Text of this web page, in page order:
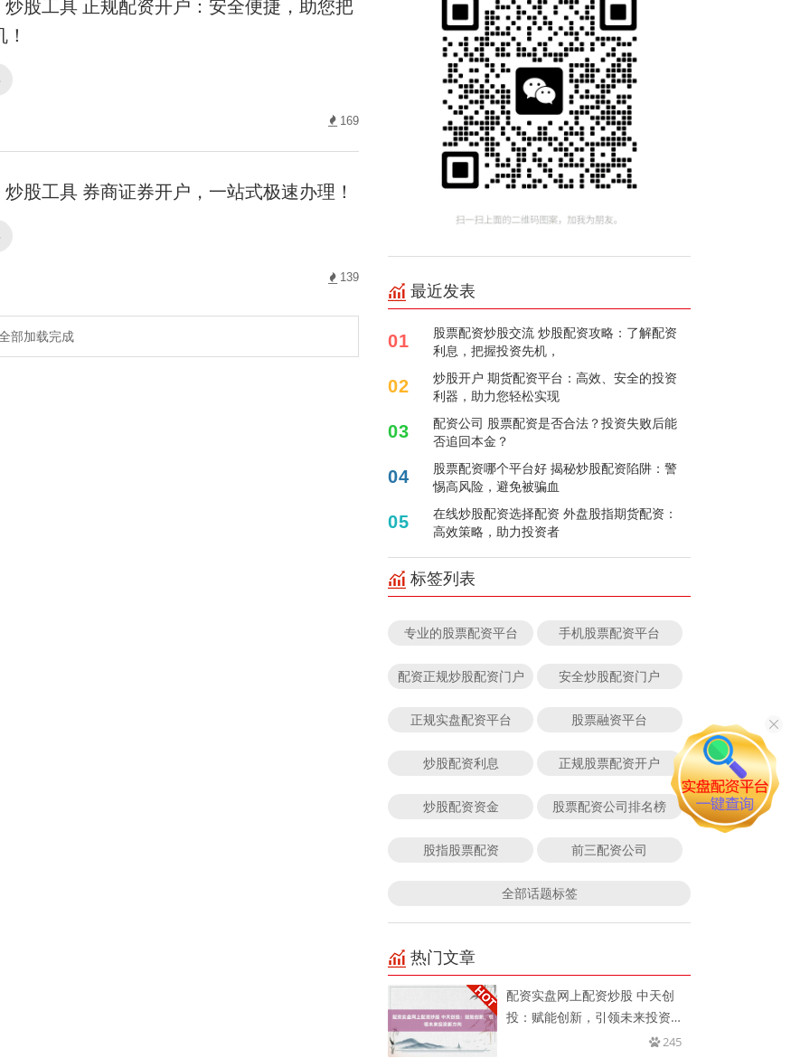
炒股工具 正规配资开户：安全便捷，助您把
169
炒股工具 券商证券开户，一站式极速办理！
139
部加载完成
最近发表
01
股票配资炒股交流 炒股配资攻略：了解配资
利息，把握投资先机，
02
炒股开户 期货配资平台：高效、安全的投资
利器，助力您轻松实现
03
配资公司 股票配资是否合法？投资失败后能
否追回本金？
04
股票配资哪个平台好 揭秘炒股配资陷阱：警
惕高风险，避免被骗血
05
在线炒股配资选择配资 外盘股指期货配资：
高效策略，助力投资者
标签列表
专业的股票配资平台 手机股票配资平台
配资正规炒股配资门户 安全炒股配资门户
正规实盘配资平台 股票融资平台
炒股配资利息 正规股票配资开户
炒股配资资金 股票配资公司排名榜
股指股票配资 前三配资公司
全部话题标签
热门文章
配资实盘网上配资炒股 中天创
投：赋能创新，引领未来投资新
245